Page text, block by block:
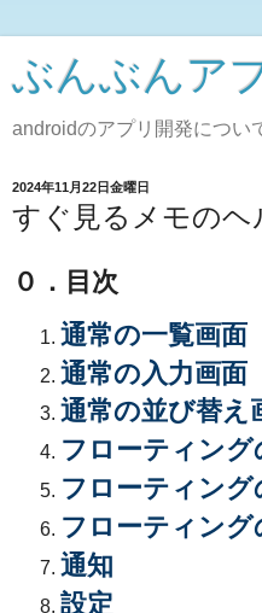
ぶんぶんア
androidのアプリ開発につい
2024年11月22日金曜日
すぐ見るメモのヘ
０．目次
通常の一覧画面
通常の入力画面
通常の並び替え
フローティング
フローティング
フローティン
通知
設定